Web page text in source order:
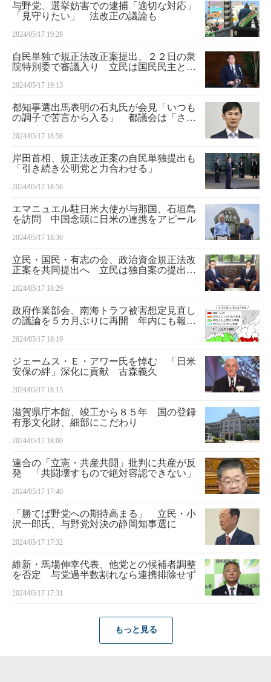
与野党、選挙妨害での逮捕「適切な対応」
「見守りたい」 法改正の議論も
2024/05/17 19:28
自民単独で規正法改正案提出、２２日の衆
院特別委で審議入り 立民は国民民主と共
2024/05/17 19:13
都知事選出馬表明の石丸氏が会見「いつも
の調子で苦言から入る」 都議会は「さす
2024/05/17 18:58
岸田首相、規正法改正案の自民単独提出も
「引き続き公明党と力合わせる」
2024/05/17 18:56
エマニュエル駐日米大使が与那国、石垣島
を訪問 中国念頭に日米の連携をアピール
2024/05/17 18:30
立民・国民・有志の会、政治資金規正法改
正案を共同提出へ 立民は独自案の提出も
2024/05/17 18:29
政府作業部会、南海トラフ被害想定見直し
の議論を５カ月ぶりに再開 年内にも報告
2024/05/17 18:19
ジェームス・Ｅ・アワー氏を悼む 「日米
安保の絆」深化に貢献 古森義久
2024/05/17 18:15
滋賀県庁本館、竣工から８５年 国の登録
有形文化財、細部にこだわり
2024/05/17 18:00
連合の「立憲・共産共闘」批判に共産が反
発 「共闘壊すもので絶対容認できない」
2024/05/17 17:40
「勝てば野党への期待高まる」 立民・小
沢一郎氏、与野党対決の静岡知事選に
2024/05/17 17:32
維新・馬場伸幸代表、他党との候補者調整
を否定 与党過半数割れなら連携排除せず
2024/05/17 17:31
もっと見る